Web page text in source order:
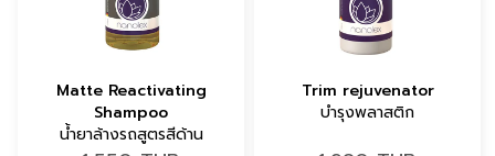
Matte Reactivating
Shampoo
น้ำยาล้างรถสูตรสีด้าน
Trim rejuvenator
บำรุงพลาสติก